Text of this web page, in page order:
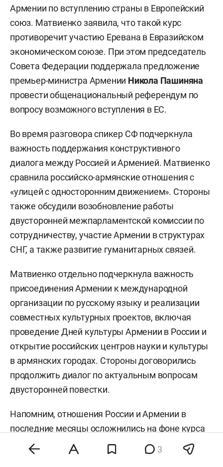
Армении по вступлению страны в Европейский
союз. Матвиенко заявила, что такой курс
противоречит участию Еревана в Евразийском
экономическом союзе. При этом председатель
Совета Федерации поддержала предложение
премьер-министра Армении Никола Пашиняна
провести общенациональный референдум по
вопросу возможного вступления в ЕС.
Во время разговора спикер СФ подчеркнула
важность поддержания конструктивного
диалога между Россией и Арменией. Матвиенко
сравнила российско-армянские отношения с
«улицей с односторонним движением». Стороны
также обсудили возобновление работы
двусторонней межпарламентской комиссии по
сотрудничеству, участие Армении в структурах
СНГ, а также развитие гуманитарных связей.
Матвиенко отдельно подчеркнула важность
присоединения Армении к международной
организации по русскому языку и реализации
совместных культурных проектов, включая
проведение Дней культуры Армении в России и
открытие российских центров науки и культуры
в армянских городах. Стороны договорились
продолжить диалог по актуальным вопросам
двусторонней повестки.
Напомним, отношения России и Армении в
последние месяцы осложнились на фоне курса
Еревана на сближение с Евросоюзом. В конце
мая 2026 года МИД РФ вызвал
посла России в
3